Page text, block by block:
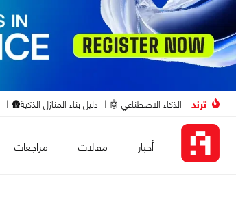
ترند الذكاء الاصطناعي 🤖 دليل بناء المنازل الذكية🛖
أخبار مقالات مراجعات